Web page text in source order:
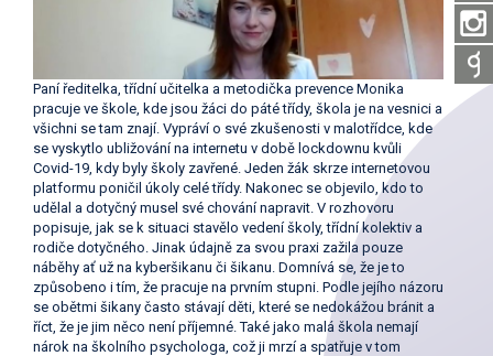
Paní ředitelka, třídní učitelka a metodička prevence Monika
pracuje ve škole, kde jsou žáci do páté třídy, škola je na vesnici a
všichni se tam znají. Vypráví o své zkušenosti v malotřídce, kde
se vyskytlo ubližování na internetu v době lockdownu kvůli
Covid-19, kdy byly školy zavřené. Jeden žák skrze internetovou
platformu poničil úkoly celé třídy. Nakonec se objevilo, kdo to
udělal a dotyčný musel své chování napravit. V rozhovoru
popisuje, jak se k situaci stavělo vedení školy, třídní kolektiv a
rodiče dotyčného. Jinak údajně za svou praxi zažila pouze
náběhy ať už na kyberšikanu či šikanu. Domnívá se, že je to
způsobeno i tím, že pracuje na prvním stupni. Podle jejího názoru
se obětmi šikany často stávají děti, které se nedokážou bránit a
říct, že je jim něco není příjemné. Také jako malá škola nemají
nárok na školního psychologa, což ji mrzí a spatřuje v tom